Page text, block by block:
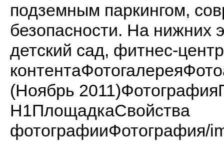
подземным паркингом,
безопасности. На нижних
детский сад, фитнес-
(Ноябрь
H1ПлощадкаСвойства
фотографииФотография/